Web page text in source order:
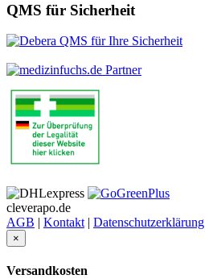
QMS für Sicherheit
cleverapo.de
AGB | Kontakt | Datenschutzerklärung
×
Versandkosten